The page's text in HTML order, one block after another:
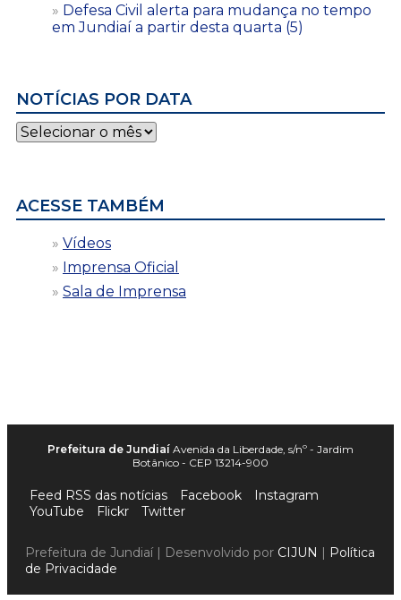
Defesa Civil alerta para mudança no tempo
em Jundiaí a partir desta quarta (5)
NOTÍCIAS POR DATA
Notícias
por
ACESSE TAMBÉM
Vídeos
Imprensa Oficial
Sala de Imprensa
Prefeitura de Jundiaí Avenida da Liberdade, s/nº - Jardim
Botânico - CEP 13214-900
Feed RSS das notícias Facebook
Instagram
YouTube
Flickr Twitter
Prefeitura de Jundiaí | Desenvolvido por CIJUN | Política
de Privacidade